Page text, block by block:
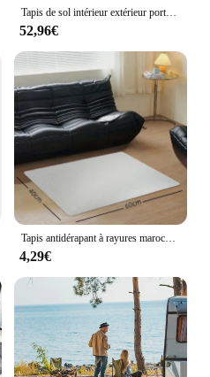
Tapis de sol intérieur extérieur portable, Polymères de camping portables, Lavable, Facile à nettoyer, Sac à fermeture éclair gratuit, Décoration de salon
52,96€
Tapis antidérapant à rayures marocaines, intérieur, extérieur, canapé, table basse, tapis doux, salon, chambre à coucher, cuisine, polymères de sol, décoration d'intérieur
4,29€